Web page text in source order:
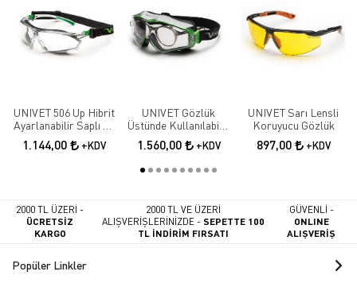
UNIVET 506 Up Hibrit
Ayarlanabilir Saplı Ve
Baş Bantlı Çizilmeye
Ve Buğu Oluşumuna
1.144,00 +KDV
UNIVET Gözlük
Üstünde Kullanılabilir
Kauçuk Içlikli
Koruyucu Gözlük
1.560,00 +KDV
UNIVET Sarı Lensli
Koruyucu Gözlük
897,00 +KDV
2000 TL ÜZERİ -
ÜCRETSİZ
KARGO
2000 TL VE ÜZERİ
ALIŞVERİŞLERİNİZDE -SEPETTE 100
TL İNDİRİM FIRSATI
GÜVENLİ -
ONLINE
ALIŞVERİŞ
Popüler Linkler